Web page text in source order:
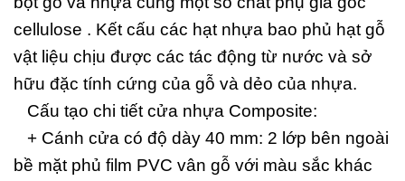
cellulose . Kết cấu các hạt nhựa bao phủ hạt gỗ
vật liệu chịu được các tác động từ nước và sở
hữu đặc tính cứng của gỗ và dẻo của nhựa.
Cấu tạo chi tiết cửa nhựa Composite:
+ Cánh cửa có độ dày 40 mm: 2 lớp bên ngoài
bề mặt phủ film PVC vân gỗ với màu sắc khác